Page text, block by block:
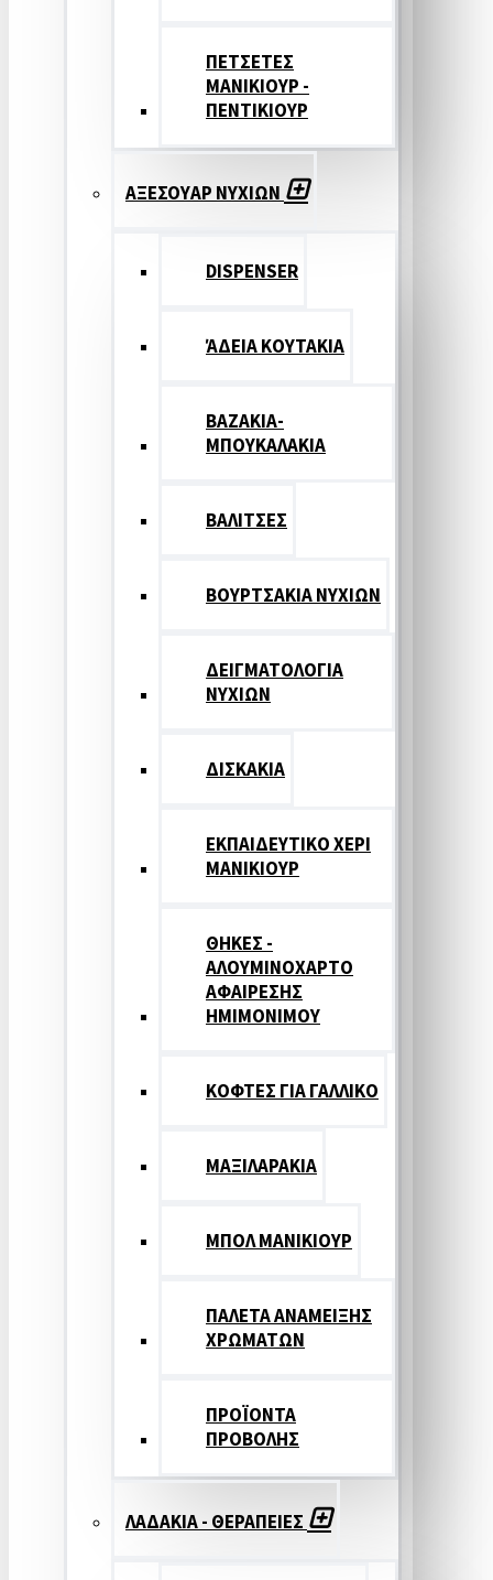
ΠΕΤΣΕΤΕΣ
ΜΑΝΙΚΙΟΥΡ -
ΠΕΝΤΙΚΙΟΥΡ
ΑΞΕΣΟΥΑΡ ΝΥΧΙΩΝ
DISPENSER
ΆΔΕΙΑ ΚΟΥΤΑΚΙΑ
ΒΑΖΑΚΙΑ-
ΜΠΟΥΚΑΛΑΚΙΑ
ΒΑΛΙΤΣΕΣ
ΒΟΥΡΤΣΑΚΙΑ ΝΥΧΙΩΝ
ΔΕΙΓΜΑΤΟΛΟΓΙΑ
ΝΥΧΙΩΝ
ΔΙΣΚΑΚΙΑ
ΕΚΠΑΙΔΕΥΤΙΚΟ ΧΕΡΙ
ΜΑΝΙΚΙΟΥΡ
ΘΗΚΕΣ -
ΑΛΟΥΜΙΝΟΧΑΡΤΟ
ΑΦΑΙΡΕΣΗΣ
ΗΜΙΜΟΝΙΜΟΥ
ΚΟΦΤΕΣ ΓΙΑ ΓΑΛΛΙΚΟ
ΜΑΞΙΛΑΡΑΚΙΑ
ΜΠΟΛ ΜΑΝΙΚΙΟΥΡ
ΠΑΛΕΤΑ ΑΝΑΜΕΙΞΗΣ
ΧΡΩΜΑΤΩΝ
ΠΡΟΪΟΝΤΑ
ΠΡΟΒΟΛΗΣ
ΛΑΔΑΚΙΑ - ΘΕΡΑΠΕΙΕΣ